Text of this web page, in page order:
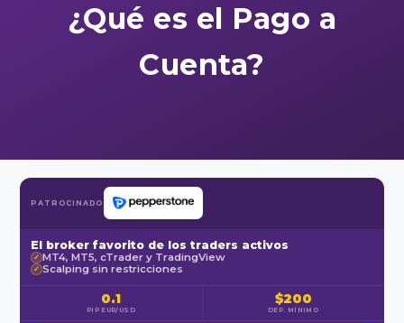
¿Qué es el Pago a
Cuenta?
PATROCINADO
El broker favorito de los traders activos
✓ MT4, MT5, cTrader y TradingView
✓ Scalping sin restricciones
0.1
PIP EUR/USD
$200
DEP. MÍNIMO